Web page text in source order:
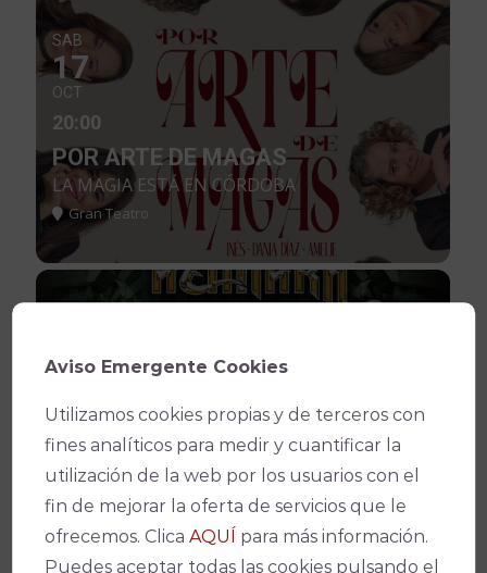
SAB
17
OCT
20:00
POR ARTE DE MAGAS
LA MAGIA ESTÁ EN CÓRDOBA
Gran Teatro
OCT
LOCALIDADES AGOTADAS
MEDINA AZAHARA. ÚLTIMO
CONCIERTO
HASTA SIEMPRE CÓRDOBA
Teatro de la Axerquía
Aviso Emergente Cookies
Utilizamos cookies propias y de terceros con
fines analíticos para medir y cuantificar la
utilización de la web por los usuarios con el
fin de mejorar la oferta de servicios que le
ofrecemos. ClicaAQUÍ
para más información.
Puedes aceptar todas las cookies pulsando el